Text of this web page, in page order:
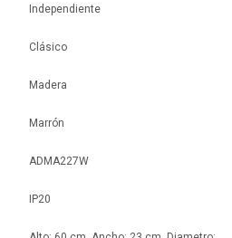
Independiente
Clásico
Madera
Marrón
ADMA227W
IP20